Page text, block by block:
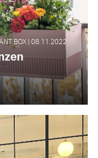
BOX | 08.11.2022